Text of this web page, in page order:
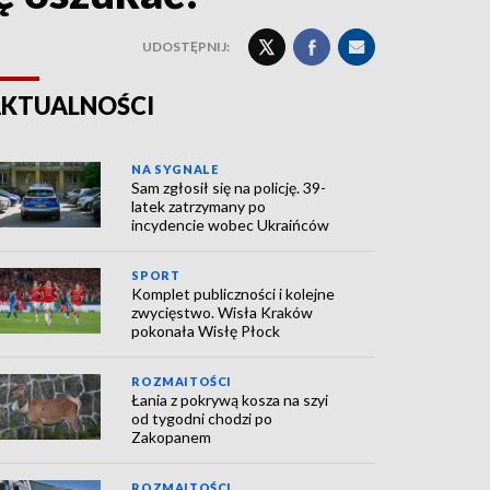
UDOSTĘPNIJ:
NA SYGNALE
Sam zgłosił się na policję. 39-
latek zatrzymany po
incydencie wobec Ukraińców
SPORT
Komplet publiczności i kolejne
zwycięstwo. Wisła Kraków
pokonała Wisłę Płock
ROZMAITOŚCI
Łania z pokrywą kosza na szyi
od tygodni chodzi po
Zakopanem